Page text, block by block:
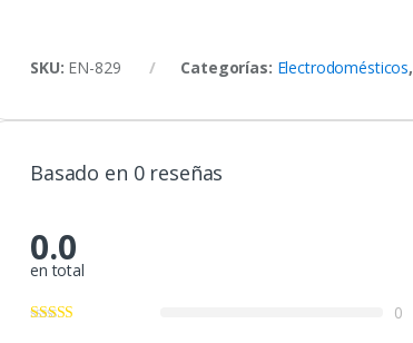
SKU: EN-829 Categorías: Electrodomésticos,
Basado en 0 reseñas
0.0
en total
0